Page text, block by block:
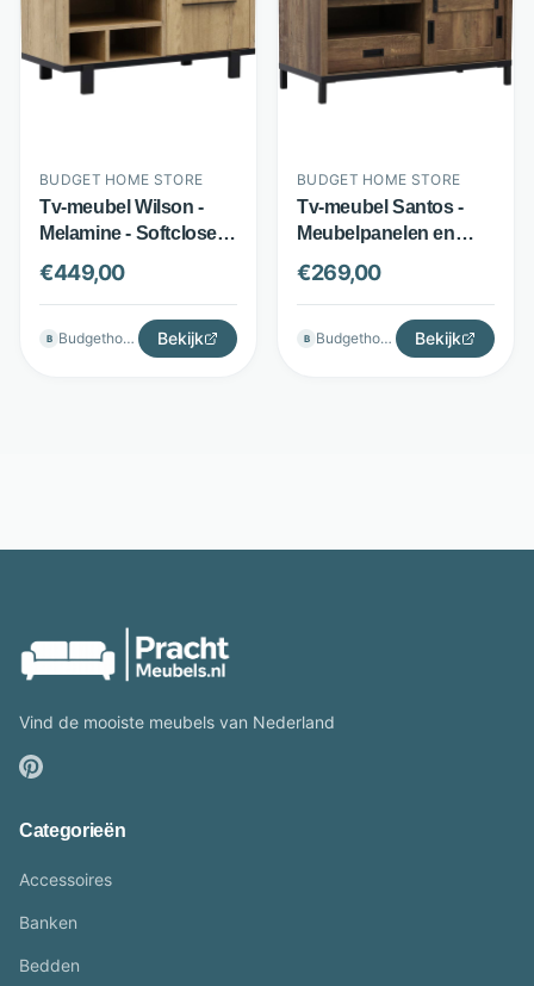
BUDGET HOME STORE
Tv-meubel Wilson -
Melamine - Softclose-
deur en 3 open vakken
- Lichte houtlook -
Budget Home Store
€449,00
B Budgethomestore Bekijk
BUDGET HOME STORE
Tv-meubel Santos -
Meubelpanelen en
metaal - Schuifdeur en
lade - Espressobruin -
Budget Home Store
€269,00
B Budgethomestore Bekijk
Vind de mooiste meubels van Nederland
Categorieën
Accessoires
Banken
Bedden